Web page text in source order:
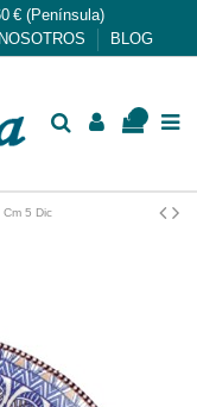
€ (Península)
NOSOTROS BLOG
5 Dic